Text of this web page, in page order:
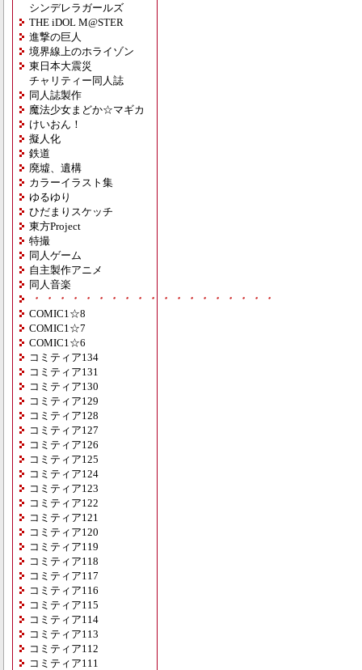
シンデレラガールズ
THE iDOL M@STER
進撃の巨人
境界線上のホライゾン
東日本大震災
チャリティー同人誌
同人誌製作
魔法少女まどか☆マギカ
けいおん！
擬人化
鉄道
廃墟、遺構
カラーイラスト集
ゆるゆり
ひだまりスケッチ
東方Project
特撮
同人ゲーム
自主製作アニメ
同人音楽
・・・・・・・・・・・・・・・・・・・
COMIC1☆8
COMIC1☆7
COMIC1☆6
コミティア134
コミティア131
コミティア130
コミティア129
コミティア128
コミティア127
コミティア126
コミティア125
コミティア124
コミティア123
コミティア122
コミティア121
コミティア120
コミティア119
コミティア118
コミティア117
コミティア116
コミティア115
コミティア114
コミティア113
コミティア112
コミティア111